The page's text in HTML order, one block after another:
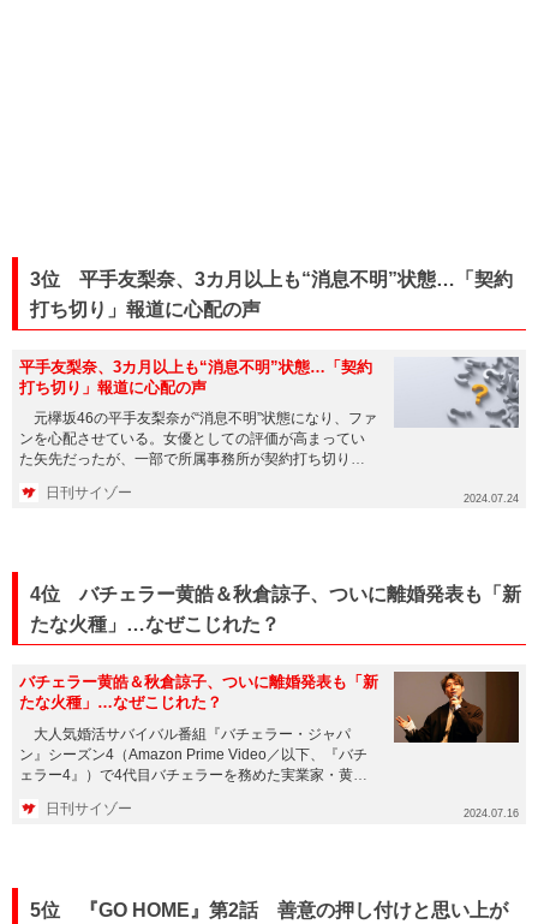
3位 平手友梨奈、3カ月以上も“消息不明”状態…「契約
打ち切り」報道に心配の声
平手友梨奈、3カ月以上も“消息不明”状態…「契約
打ち切り」報道に心配の声
元欅坂46の平手友梨奈が“消息不明”状態になり、ファ
ンを心配させている。女優としての評価が高まってい
た矢先だったが、一部で所属事務所が契約打ち切りを
日刊サイゾー 2024.07.24
4位 バチェラー黄皓＆秋倉諒子、ついに離婚発表も「新
たな火種」…なぜこじれた？
バチェラー黄皓＆秋倉諒子、ついに離婚発表も「新
たな火種」…なぜこじれた？
大人気婚活サバイバル番組『バチェラー・ジャパ
ン』シーズン4（Amazon Prime Video／以下、『バチ
ェラー4』）で4代目バチェラーを務めた実業家・黄皓
日刊サイゾー 2024.07.16
5位 『GO HOME』第2話 善意の押し付けと思い上が